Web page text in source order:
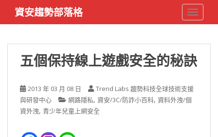
i
資安趨勢部落格
五個保持線上遊戲安全的秘訣
2013 年 03 月 08 日
Trend Labs 趨勢科技全球技術支援
與研發中心
網路隱私, 資安/3C/防詐小百科, 資料外洩/個
資外洩, 青少年兒童上網安全